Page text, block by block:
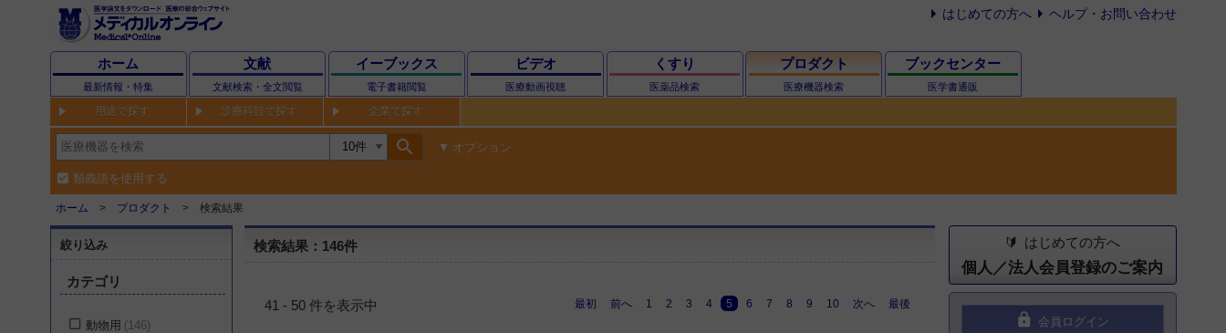
はじめての方へ ヘルプ・お問い合わせ
ホーム
最新情報・特集
文献
文献検索・全文閲覧
イーブックス
電子書籍閲覧
ビデオ
医療動画視聴
くすり
医薬品検索
プロダクト
医療機器検索
ブックセンター
医学書通販
用途で探す 診療科目で探す 企業で探す
search オプション
類義語を使用する
ホーム プロダクト 検索結果
絞り込み
カテゴリ
動物用 146
検索結果：146件
41 - 50 件を表示中 最初 前へ 1 2 3 4 5 6 7 8 9 10 次へ 最後
はじめての方へ
個人／法人会員登録のご案内
lock 会員ログイン